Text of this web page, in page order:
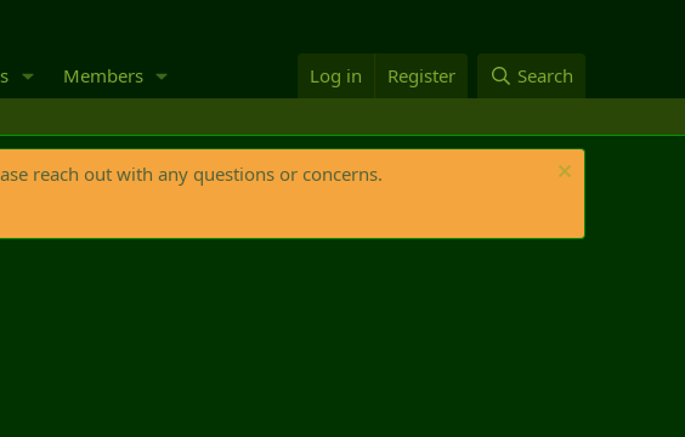
Members Log in Register Search
reach out with any questions or concerns.